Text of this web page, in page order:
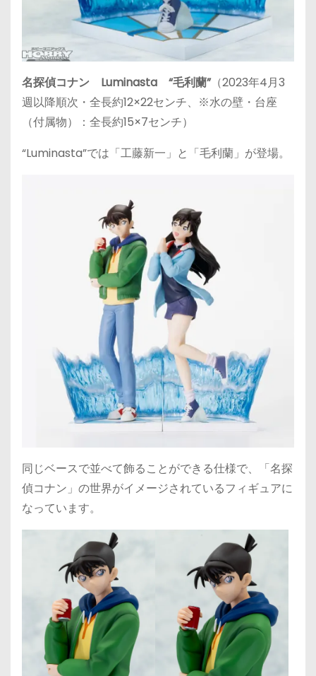
名探偵コナン Luminasta “毛利蘭”（2023年4月3
週以降順次・全長約12×22センチ、※水の壁・台座
（付属物）：全長約15×7センチ）
“Luminasta”では「工藤新一」と「毛利蘭」が登場。
同じベースで並べて飾ることができる仕様で、「名探
偵コナン」の世界がイメージされているフィギュアに
なっています。